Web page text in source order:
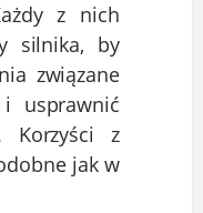
z nich
silnika, by
związane
usprawnić
Korzyści z
jak w